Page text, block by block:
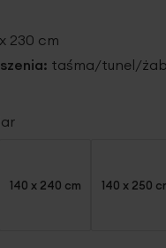
230 cm
taśma/tunel/
140 x 240 cm 140 x 250